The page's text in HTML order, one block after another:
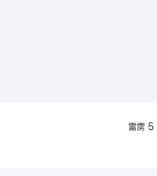
雷雳